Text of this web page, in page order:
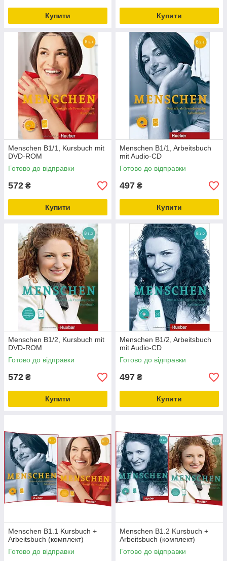
Купити Купити
Menschen B1/1, Kursbuch mit
DVD-ROM
Готово до відправки
572 ₴
Купити
Menschen B1/1, Arbeitsbuch
mit Audio-CD
Готово до відправки
497 ₴
Купити
Menschen B1/2, Kursbuch mit
DVD-ROM
Готово до відправки
572 ₴
Купити
Menschen B1/2, Arbeitsbuch
mit Audio-CD
Готово до відправки
497 ₴
Купити
Menschen B1.1 Kursbuch +
Arbeitsbuch (комплект)
Готово до відправки
Menschen B1.2 Kursbuch +
Arbeitsbuch (комплект)
Готово до відправки